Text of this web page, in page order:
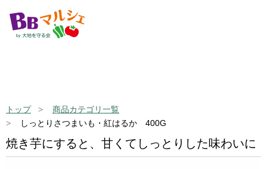
トップ
商品カテゴリ一覧
しっとりさつまいも・紅はるか 400G
焼き芋にすると、甘くてしっとりした味わいに